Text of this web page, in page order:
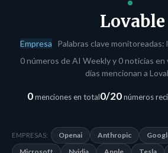
TEST
Lovable
Empresa Palabras clave monitoreadas:
0 números de AI Weekly y 0 noticias en
días mencionan a
0menciones en total0/20números
EMPRESAS: Openai Anthropic